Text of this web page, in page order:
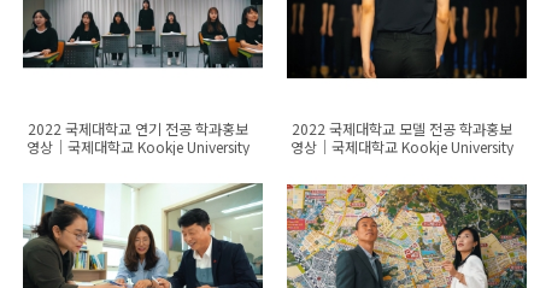
2022 국제대학교 연기 전공 학과홍보
영상│국제대학교 Kookje University
2022 국제대학교 모델 전공 학과홍보
영상│국제대학교 Kookje University